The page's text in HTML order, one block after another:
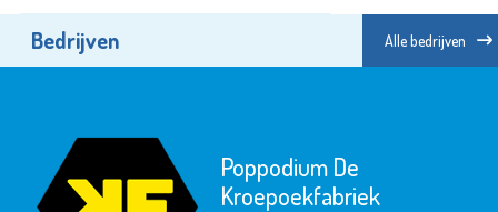
Bedrijven Alle bedrijven
Poppodium De
Kroepoekfabriek